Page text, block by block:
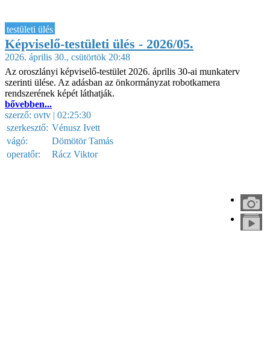
testületi ülés
Képviselő-testületi ülés - 2026/05.
2026. április 30., csütörtök 20:48
Az oroszlányi képviselő-testület 2026. április 30-ai munkaterv
szerinti ülése. Az adásban az önkormányzat robotkamera
rendszerének képét láthatják.
bővebben...
szerző: ovtv | 02:25:30
szerkesztő: Vénusz Ivett
vágó:
Dömötör Tamás
operatőr:
Rácz Viktor